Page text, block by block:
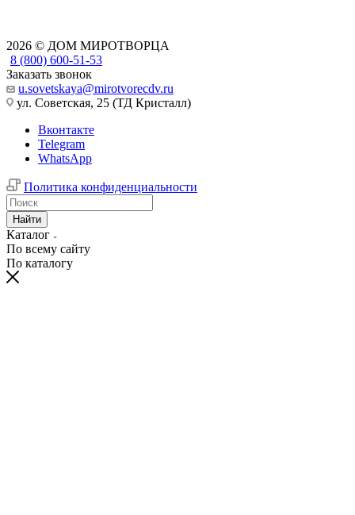
2026 © ДОМ МИРОТВОРЦА
8 (800) 600-51-53
Заказать звонок
u.sovetskaya@mirotvorecdv.ru
ул. Советская, 25 (ТД Кристалл)
Вконтакте
Telegram
WhatsApp
Политика конфиденциальности
Найти
Каталог
По всему сайту
По каталогу